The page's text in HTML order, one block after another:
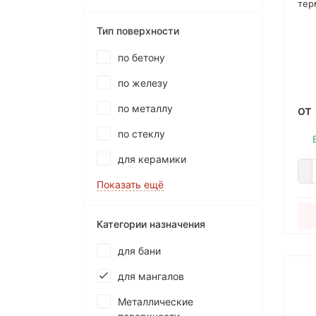
-
от
Тип поверхности
по бетону
по железу
по металлу
по стеклу
для керамики
Показать ещё
Категории назначения
для бани
для мангалов
Металлические